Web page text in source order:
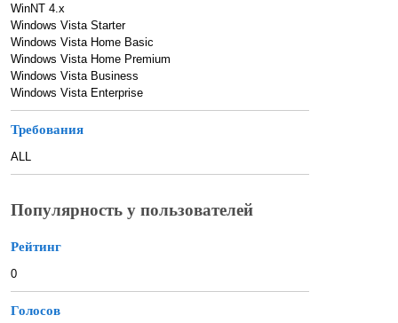
WinNT 4.x
Windows Vista Starter
Windows Vista Home Basic
Windows Vista Home Premium
Windows Vista Business
Windows Vista Enterprise
Требования
ALL
Популярность у пользователей
Рейтинг
0
Голосов